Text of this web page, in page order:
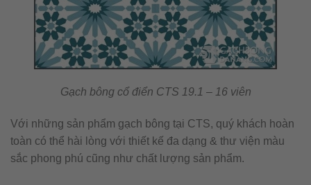
Gạch bông cổ điển CTS 19.1 – 16 viên
Với những sản phẩm gạch bông tại CTS, quý khách hoàn
toàn có thể hài lòng với thiết kế đa dạng & thư viện màu
sắc phong phú cũng như chất lượng sản phẩm.